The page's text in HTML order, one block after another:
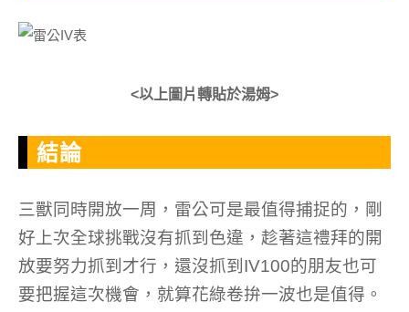
<以上圖片轉貼於湯姆>
結論
三獸同時開放一周，雷公可是最值得捕捉的，剛
好上次全球挑戰沒有抓到色違，趁著這禮拜的開
放要努力抓到才行，還沒抓到IV100的朋友也可
要把握這次機會，就算花綠卷拚一波也是值得。